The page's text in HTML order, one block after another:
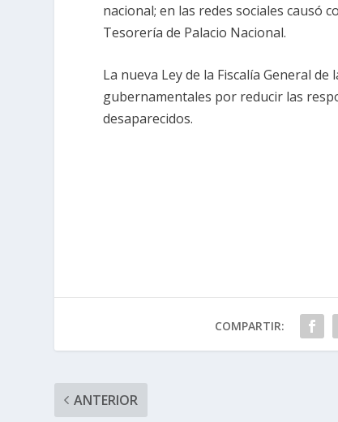
nacional; en las redes sociales causó
Tesorería de Palacio Nacional.
La nueva Ley de la Fiscalía General
gubernamentales por reducir las
desaparecidos.
COMPARTIR:
ANTERIOR